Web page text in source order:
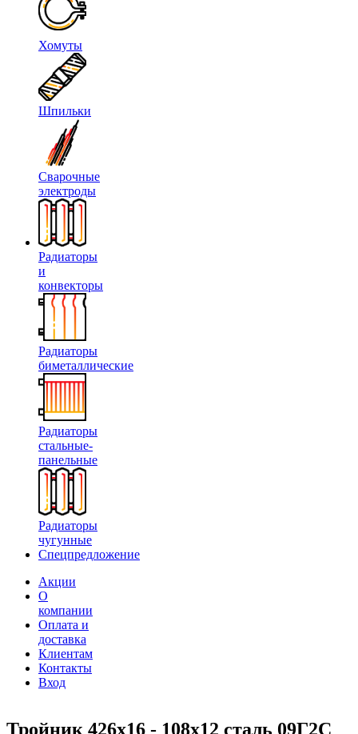
Хомуты
Шпильки
Сварочные
электроды
Радиаторы
и
конвекторы
Радиаторы
биметаллические
Радиаторы
стальные-
панельные
Радиаторы
чугунные
Спецпредложение
Акции
О
компании
Оплата и
доставка
Клиентам
Контакты
Вход
Тройник 426х16 - 108х12 сталь 09Г2С